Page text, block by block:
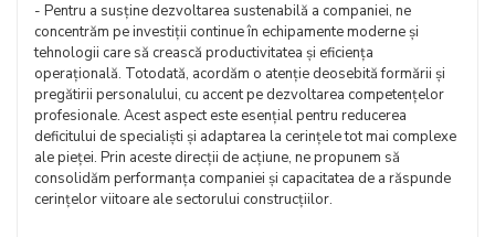
- Pentru a susține dezvoltarea sustenabilă a companiei, ne
concentrăm pe investiții continue în echipamente moderne și
tehnologii care să crească productivitatea și eficiența
operațională. Totodată, acordăm o atenție deosebită formării și
pregătirii personalului, cu accent pe dezvoltarea competențelor
profesionale. Acest aspect este esențial pentru reducerea
deficitului de specialiști și adaptarea la cerințele tot mai complexe
ale pieței. Prin aceste direcții de acțiune, ne propunem să
consolidăm performanța companiei și capacitatea de a răspunde
cerințelor viitoare ale sectorului construcțiilor.